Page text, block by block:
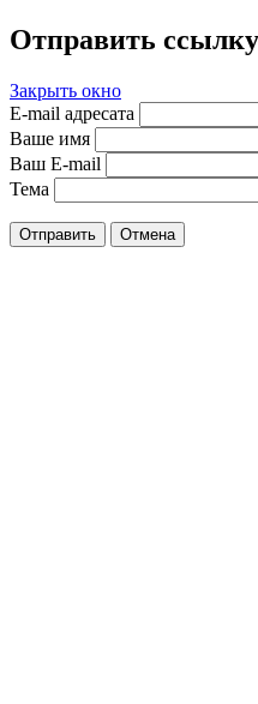
Отправить ссылку
Закрыть окно
E-mail адресата
Ваше имя
Ваш E-mail
Тема
Отправить Отмена